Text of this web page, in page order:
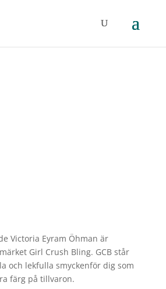
Victoria Eyram Öhman är
Girl Crush Bling. GCB står
och lekfulla smyckenför dig som
färg på tillvaron.